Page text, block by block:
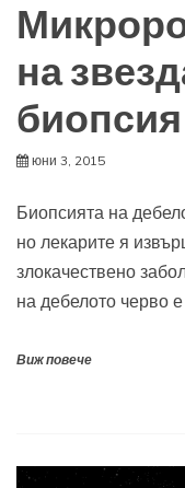
на
биопсия
юни 3, 2015
Биопсията на
но лекарите я
злокачествено
на дебелото черво е
Виж повече